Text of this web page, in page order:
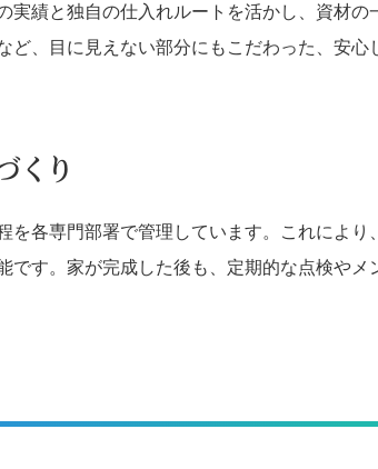
績と独自の仕入れルートを活かし、資材
、目に見えない部分にもこだわった、安
くり
各専門部署で管理しています。これによ
す。家が完成した後も、定期的な点検や